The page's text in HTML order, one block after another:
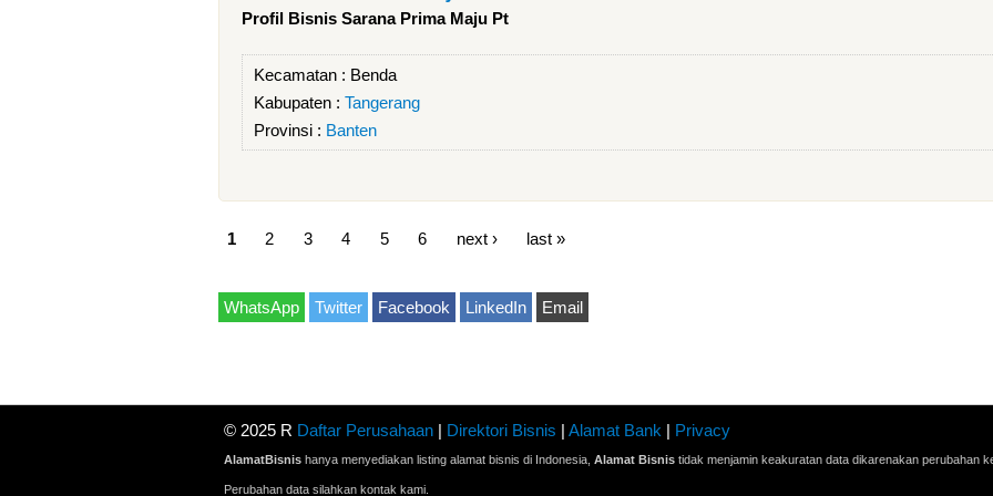
Profil Bisnis Sarana Prima Maju Pt
Kecamatan : Benda
Kabupaten : Tangerang
Provinsi : Banten
1 2 3 4 5 6 next › last »
WhatsApp Twitter Facebook LinkedIn Email
© 2025 R Daftar Perusahaan | Direktori Bisnis | Alamat Bank | Privacy
AlamatBisnis hanya menyediakan listing alamat bisnis di Indonesia, Alamat Bisnis tidak menjamin keakuratan data dikarenakan perubahan
Perubahan data silahkan kontak kami.